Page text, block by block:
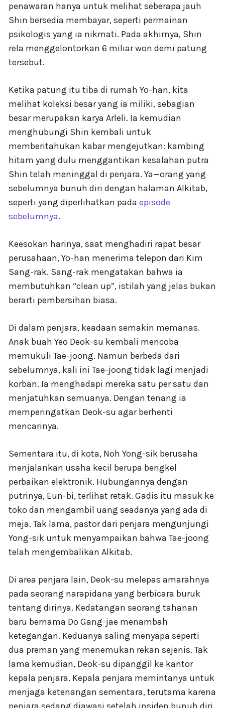
penawaran hanya untuk melihat seberapa jauh
Shin bersedia membayar, seperti permainan
psikologis yang ia nikmati. Pada akhirnya, Shin
rela menggelontorkan 6 miliar won demi patung
tersebut.
Ketika patung itu tiba di rumah Yo-han, kita
melihat koleksi besar yang ia miliki, sebagian
besar merupakan karya Arleli. Ia kemudian
menghubungi Shin kembali untuk
memberitahukan kabar mengejutkan: kambing
hitam yang dulu menggantikan kesalahan putra
Shin telah meninggal di penjara. Ya—orang yang
sebelumnya bunuh diri dengan halaman Alkitab,
seperti yang diperlihatkan pada episode
sebelumnya.
Keesokan harinya, saat menghadiri rapat besar
perusahaan, Yo-han menerima telepon dari Kim
Sang-rak. Sang-rak mengatakan bahwa ia
membutuhkan “clean up”, istilah yang jelas bukan
berarti pembersihan biasa.
Di dalam penjara, keadaan semakin memanas.
Anak buah Yeo Deok-su kembali mencoba
memukuli Tae-joong. Namun berbeda dari
sebelumnya, kali ini Tae-joong tidak lagi menjadi
korban. Ia menghadapi mereka satu per satu dan
menjatuhkan semuanya. Dengan tenang ia
memperingatkan Deok-su agar berhenti
mencarinya.
Sementara itu, di kota, Noh Yong-sik berusaha
menjalankan usaha kecil berupa bengkel
perbaikan elektronik. Hubungannya dengan
putrinya, Eun-bi, terlihat retak. Gadis itu masuk ke
toko dan mengambil uang seadanya yang ada di
meja. Tak lama, pastor dari penjara mengunjungi
Yong-sik untuk menyampaikan bahwa Tae-joong
telah mengembalikan Alkitab.
Di area penjara lain, Deok-su melepas amarahnya
pada seorang narapidana yang berbicara buruk
tentang dirinya. Kedatangan seorang tahanan
baru bernama Do Gang-jae menambah
ketegangan. Keduanya saling menyapa seperti
dua preman yang menemukan rekan sejenis. Tak
lama kemudian, Deok-su dipanggil ke kantor
kepala penjara. Kepala penjara memintanya untuk
menjaga ketenangan sementara, terutama karena